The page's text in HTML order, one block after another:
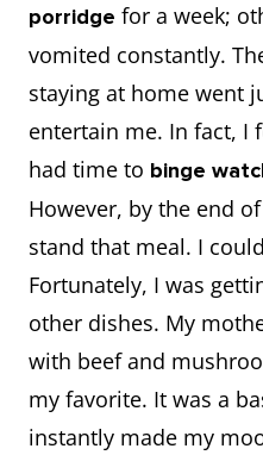
porridge for a week;
vomited constantly.
staying at home went
entertain me. In fact, I
had time to binge
However, by the end
stand that meal. I
Fortunately, I was
other dishes. My
with beef and
my favorite. It was a
instantly made my